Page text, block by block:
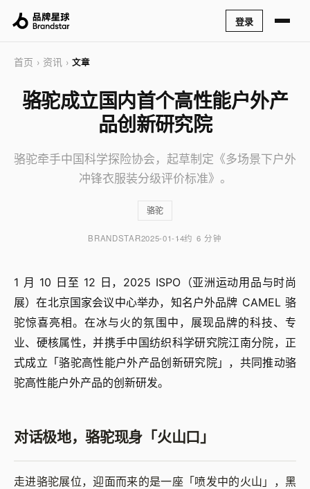
登录
首页 › 资讯 › 文章
骆驼成立国内首个高性能户外产
品创新研究院
骆驼牵手中国科学探险协会，起草制定《多场景下户外
冲锋衣服装分级评价标准》。
骆驼
BRANDSTAR2025-01-14约 6 分钟
1 月 10 日至 12 日，2025 ISPO（亚洲运动用品与时尚
展）在北京国家会议中心举办，知名户外品牌 CAMEL 骆
驼惊喜亮相。在冰与火的氛围中，展现品牌的科技、专
业、硬核属性，并携手中国纺织科学研究院江南分院，正
式成立「骆驼高性能户外产品创新研究院」，共同推动骆
驼高性能户外产品的创新研发。
对话极地，骆驼现身「火山口」
走进骆驼展位，迎面而来的是一座「喷发中的火山」，黑